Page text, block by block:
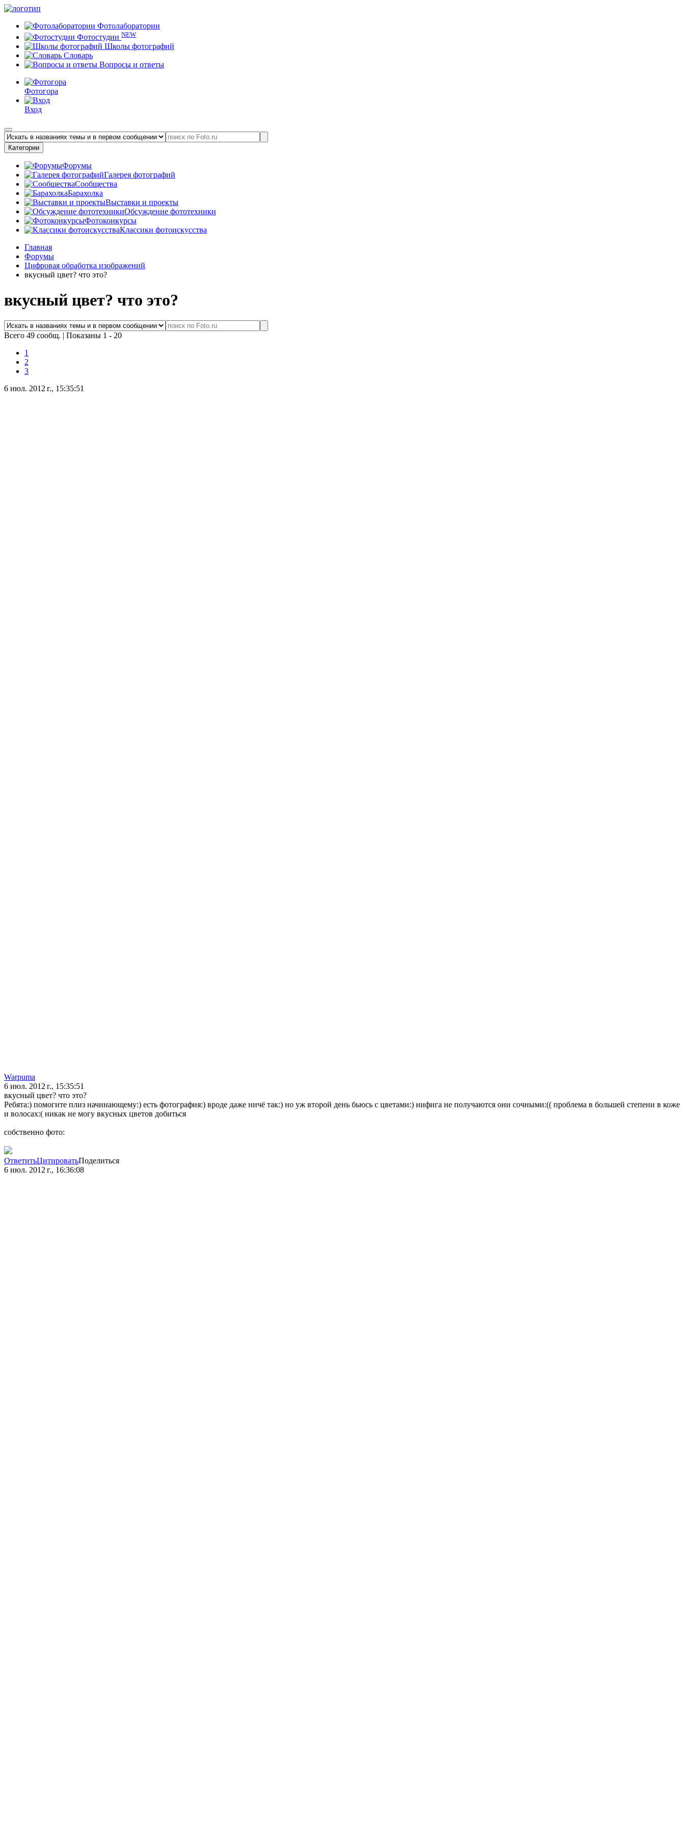
Фотолаборатории
Фотостудии NEW
Школы фотографий
Словарь
Вопросы и ответы
Фотогора
Вход
Категории
Форумы
Галерея фотографий
Сообщества
Барахолка
Выставки и проекты
Обсуждение фототехники
Фотоконкурсы
Классики фотоискусства
Главная
Форумы
Цифровая обработка изображений
вкусный цвет? что это?
вкусный цвет? что это?
Всего 49 сообщ. | Показаны 1 - 20
1
2
3
6 июл. 2012 г., 15:35:51
Warpuma
6 июл. 2012 г., 15:35:51
вкусный цвет? что это?
Ребята:) помогите плиз начинающему:) есть фотография:) вроде даже ничё так:) но уж второй день бьюсь с цветами:) нифига не получаются они сочными:(( проблема в большей степени в коже
и волосах:( никак не могу вкусных цветов добиться
собственно фото:
ОтветитьЦитироватьПоделиться
6 июл. 2012 г., 16:36:08